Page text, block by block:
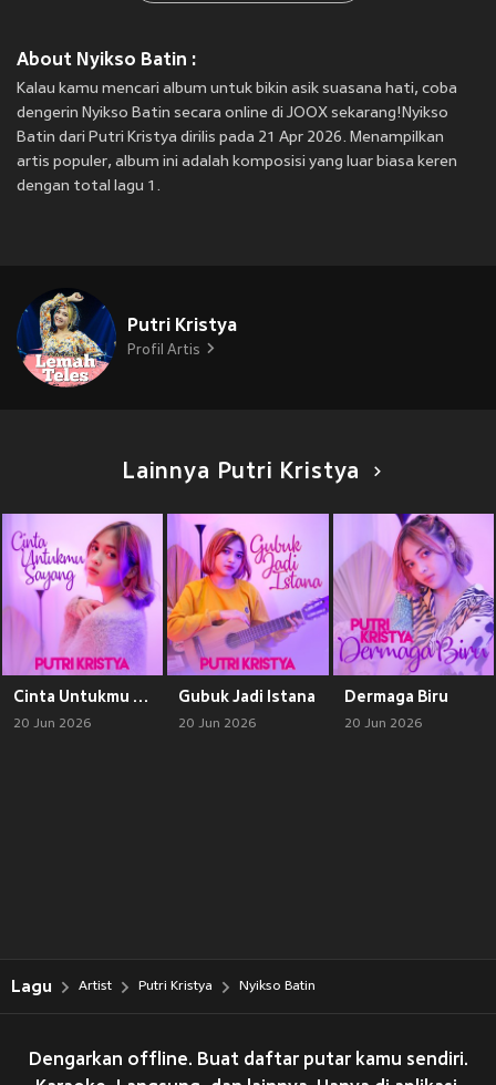
About Nyikso Batin :
Kalau kamu mencari album untuk bikin asik suasana hati, coba
dengerin Nyikso Batin secara online di JOOX sekarang!Nyikso
Batin dari Putri Kristya dirilis pada 21 Apr 2026. Menampilkan
artis populer, album ini adalah komposisi yang luar biasa keren
dengan total lagu 1.
Putri Kristya
Profil Artis
Lainnya Putri Kristya
Cinta Untukmu Sayang
20 Jun 2026
Gubuk Jadi Istana
20 Jun 2026
Dermaga Biru
20 Jun 2026
Lagu Artist Putri Kristya Nyikso Batin
Dengarkan offline. Buat daftar putar kamu sendiri.